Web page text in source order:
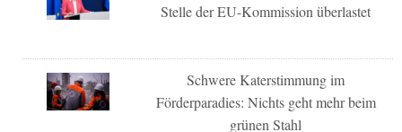
Stelle der EU-Kommission überlastet
Schwere Katerstimmung im
Förderparadies: Nichts geht mehr beim
grünen Stahl